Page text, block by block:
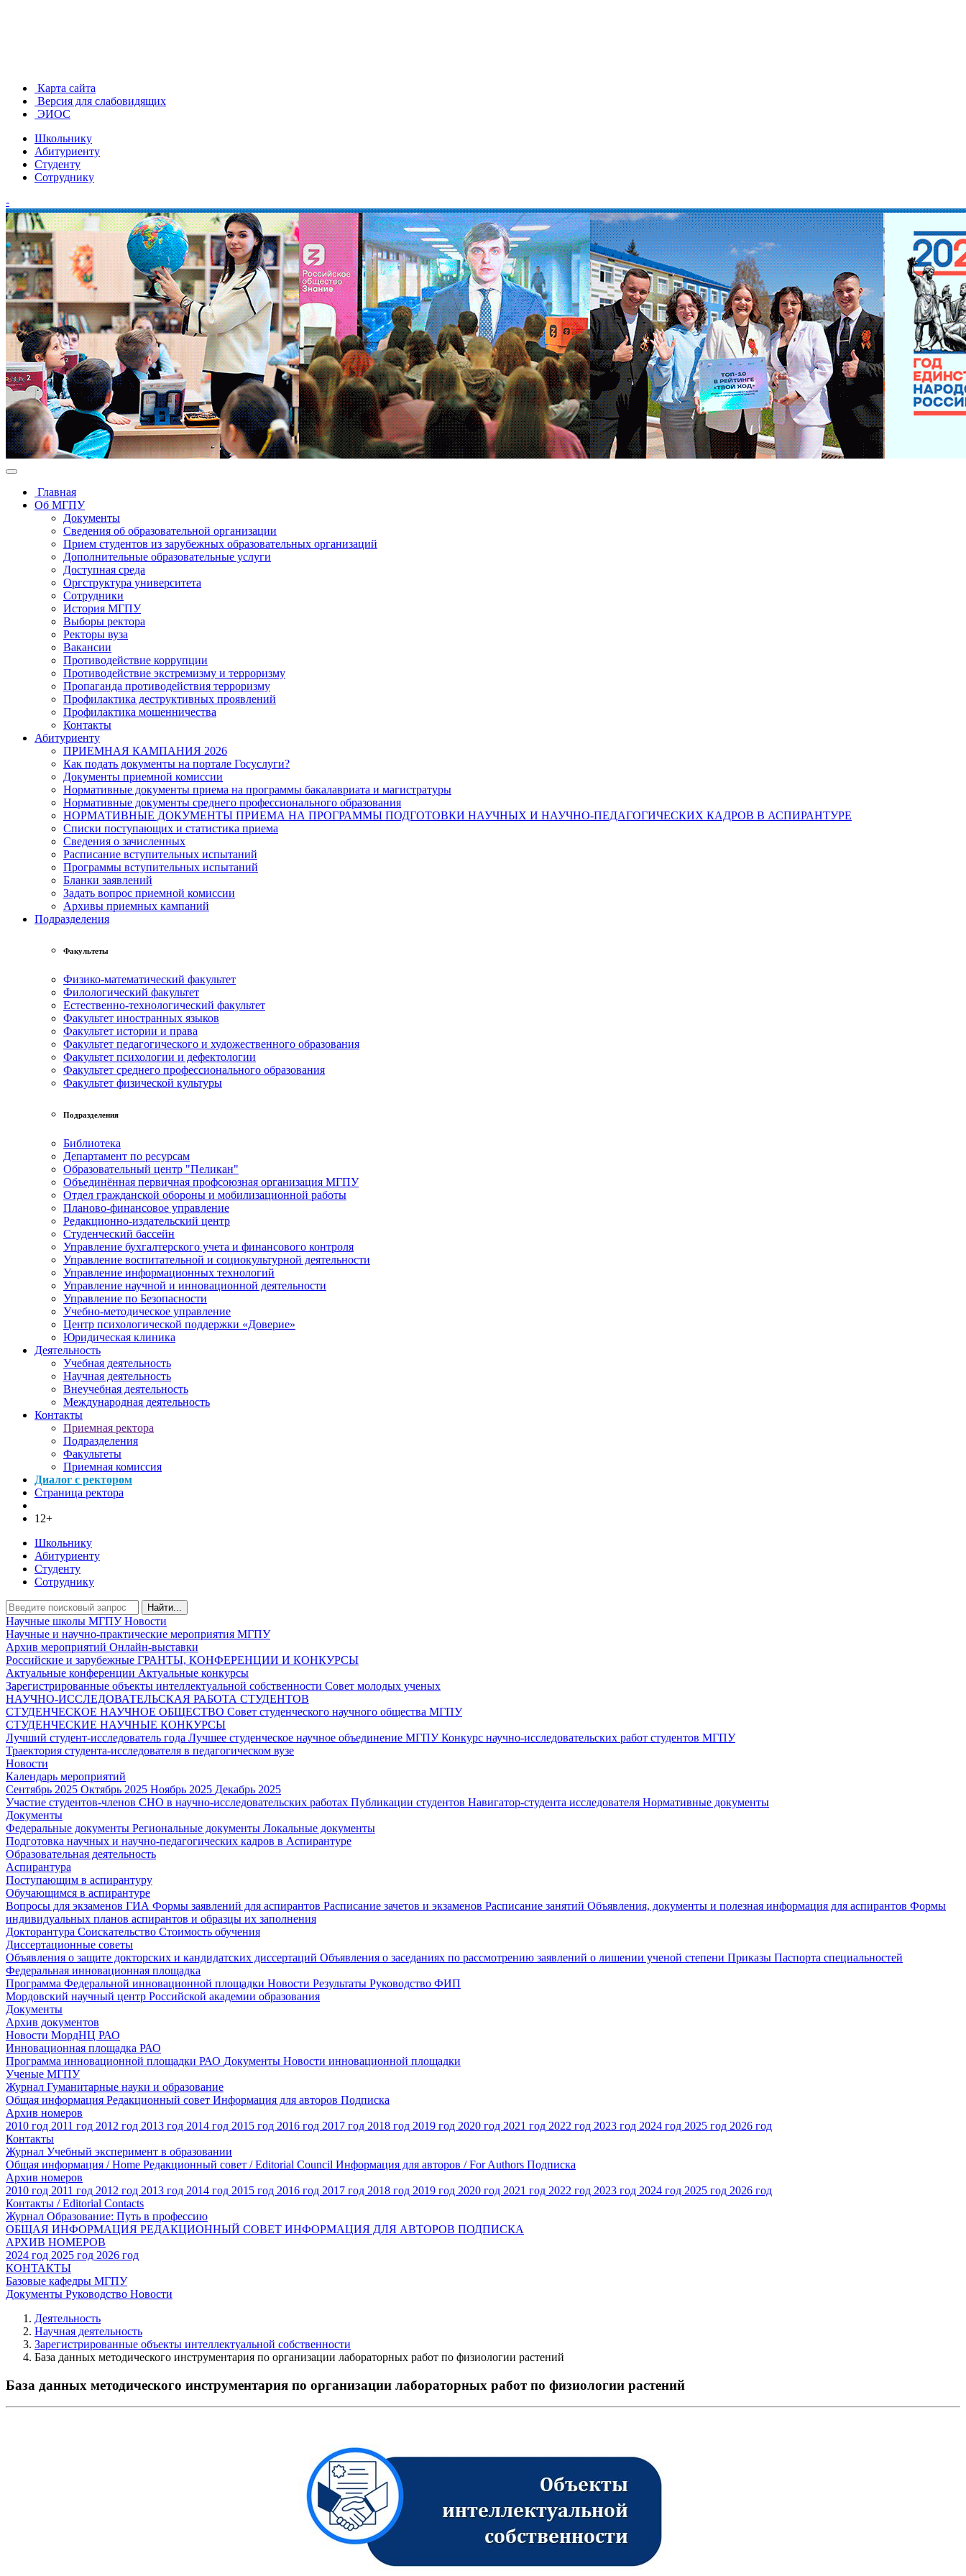
Карта сайта
Версия для слабовидящих
ЭИОС
Школьнику
Абитуриенту
Студенту
Сотруднику
-
Главная
Об МГПУ
Документы
Сведения об образовательной организации
Прием студентов из зарубежных образовательных организаций
Дополнительные образовательные услуги
Доступная среда
Оргструктура университета
Сотрудники
История МГПУ
Выборы ректора
Ректоры вуза
Вакансии
Противодействие коррупции
Противодействие экстремизму и терроризму
Пропаганда противодействия терроризму
Профилактика деструктивных проявлений
Профилактика мошенничества
Контакты
Абитуриенту
ПРИЕМНАЯ КАМПАНИЯ 2026
Как подать документы на портале Госуслуги?
Документы приемной комиссии
Нормативные документы приема на программы бакалавриата и магистратуры
Нормативные документы среднего профессионального образования
НОРМАТИВНЫЕ ДОКУМЕНТЫ ПРИЕМА НА ПРОГРАММЫ ПОДГОТОВКИ НАУЧНЫХ И НАУЧНО-ПЕДАГОГИЧЕСКИХ КАДРОВ В АСПИРАНТУРЕ
Списки поступающих и статистика приема
Сведения о зачисленных
Расписание вступительных испытаний
Программы вступительных испытаний
Бланки заявлений
Задать вопрос приемной комиссии
Архивы приемных кампаний
Подразделения
Факультеты
Физико-математический факультет
Филологический факультет
Естественно-технологический факультет
Факультет иностранных языков
Факультет истории и права
Факультет педагогического и художественного образования
Факультет психологии и дефектологии
Факультет среднего профессионального образования
Факультет физической культуры
Подразделения
Библиотека
Департамент по ресурсам
Образовательный центр "Пеликан"
Объединённая первичная профсоюзная организация МГПУ
Отдел гражданской обороны и мобилизационной работы
Планово-финансовое управление
Редакционно-издательский центр
Студенческий бассейн
Управление бухгалтерского учета и финансового контроля
Управление воспитательной и социокультурной деятельности
Управление информационных технологий
Управление научной и инновационной деятельности
Управление по Безопасности
Учебно-методическое управление
Центр психологической поддержки «Доверие»
Юридическая клиника
Деятельность
Учебная деятельность
Научная деятельность
Внеучебная деятельность
Международная деятельность
Контакты
Приемная ректора
Подразделения
Факультеты
Приемная комиссия
Диалог с ректором
Страница ректора
12+
Школьнику
Абитуриенту
Студенту
Сотруднику
Найти...
Научные школы МГПУНовости
Научные и научно-практические мероприятия МГПУ
Архив мероприятий Онлайн-выставки
Российские и зарубежные ГРАНТЫ, КОНФЕРЕНЦИИ И КОНКУРСЫ
Актуальные конференции Актуальные конкурсы
Зарегистрированные объекты интеллектуальной собственности Совет молодых ученых
НАУЧНО-ИССЛЕДОВАТЕЛЬСКАЯ РАБОТА СТУДЕНТОВ
СТУДЕНЧЕСКОЕ НАУЧНОЕ ОБЩЕСТВО Совет студенческого научного общества МГПУ
СТУДЕНЧЕСКИЕ НАУЧНЫЕ КОНКУРСЫ
Лучший студент-исследователь года Лучшее студенческое научное объединение МГПУКонкурс научно-исследовательских работ студентов МГПУ
Траектория студента-исследователя в педагогическом вузе
Новости
Календарь мероприятий
Сентябрь 2025 Октябрь 2025 Ноябрь 2025 Декабрь 2025
Участие студентов-членов СНО в научно-исследовательских работах Публикации студентов Навигатор-студента исследователя Нормативные документы
Документы
Федеральные документы Региональные документы Локальные документы
Подготовка научных и научно-педагогических кадров в Аспирантуре
Образовательная деятельность
Аспирантура
Поступающим в аспирантуру
Обучающимся в аспирантуре
Вопросы для экзаменов ГИА Формы заявлений для аспирантов Расписание зачетов и экзаменов Расписание занятий Объявления, документы и полезная информация для аспирантов Формы
индивидуальных планов аспирантов и образцы их заполнения
Докторантура Соискательство Стоимость обучения
Диссертационные советы
Объявления о защите докторских и кандидатских диссертаций Объявления о заседаниях по рассмотрению заявлений о лишении ученой степени Приказы Паспорта специальностей
Федеральная инновационная площадка
Программа Федеральной инновационной площадки Новости Результаты Руководство ФИП
Мордовский научный центр Российской академии образования
Документы
Архив документов
Новости МордНЦ РАО
Инновационная площадка РАО
Программа инновационной площадки РАО Документы Новости инновационной площадки
Ученые МГПУ
Журнал Гуманитарные науки и образование
Общая информация Редакционный совет Информация для авторов Подписка
Архив номеров
2010 год 2011 год 2012 год 2013 год 2014 год 2015 год 2016 год 2017 год 2018 год 2019 год 2020 год 2021 год 2022 год 2023 год 2024 год 2025 год 2026 год
Контакты
Журнал Учебный эксперимент в образовании
Общая информация / Home Редакционный совет / Editorial Council Информация для авторов / For Authors Подписка
Архив номеров
2010 год 2011 год 2012 год 2013 год 2014 год 2015 год 2016 год 2017 год 2018 год 2019 год 2020 год 2021 год 2022 год 2023 год 2024 год 2025 год 2026 год
Контакты / Editorial Contacts
Журнал Образование: Путь в профессию
ОБЩАЯ ИНФОРМАЦИЯ РЕДАКЦИОННЫЙ СОВЕТ ИНФОРМАЦИЯ ДЛЯ АВТОРОВ ПОДПИСКА
АРХИВ НОМЕРОВ
2024 год 2025 год 2026 год
КОНТАКТЫ
Базовые кафедры МГПУ
Документы Руководство Новости
Деятельность
Научная деятельность
Зарегистрированные объекты интеллектуальной собственности
База данных методического инструментария по организации лабораторных работ по физиологии растений
База данных методического инструментария по организации лабораторных работ по физиологии растений